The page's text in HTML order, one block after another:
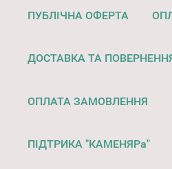
ПУБЛІЧНА ОФЕРТА
ДОСТАВКА ТА
ОПЛАТА ЗАМОВЛЕННЯ
ПІДТРИКА "КАМЕНЯРа"